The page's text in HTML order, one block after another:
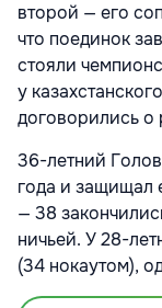
второй — его
что поединок
стояли
у
договорились о
36-летний
года и защищал
— 38
ничьей. У 28-
(34 нокаутом),